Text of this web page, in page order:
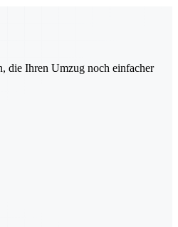
die Ihren Umzug noch einfacher